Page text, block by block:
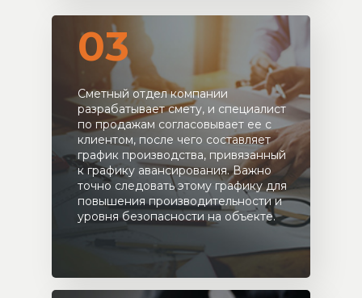
Сметный отдел компании
разрабатывает смету, и специалист
по продажам согласовывает ее с
клиентом, после чего составляет
график производства, привязанный
к графику авансирования. Важно
точно следовать этому графику для
повышения производительности и
уровня безопасности на объекте.
03